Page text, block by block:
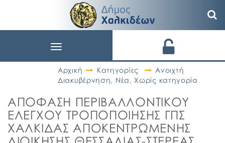
Toggle
Αρχική
Κατηγορίες
Ανοιχτή
Διακυβέρνηση, Νέα , Χωρίς κατηγορία
ΑΠΟΦΑΣΗ ΠΕΡΙΒΑΛΛΟΝΤΙΚΟΥ
ΕΛΕΓΧΟΥ ΤΡΟΠΟΠΟΙΗΣΗΣ ΓΠΣ
ΧΑΛΚΙΔΑΣ ΑΠΟΚΕΝΤΡΩΜΕΝΗΣ